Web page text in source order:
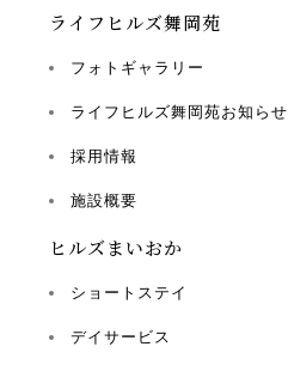
ライフヒルズ舞岡苑
フォトギャラリー
ライフヒルズ舞岡苑お知らせ
採用情報
施設概要
ヒルズまいおか
ショートステイ
デイサービス